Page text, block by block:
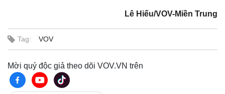
Lê Hiếu/VOV-Miền Trung
Tag: VOV
Mời quý độc giả theo dõi VOV.VN trên